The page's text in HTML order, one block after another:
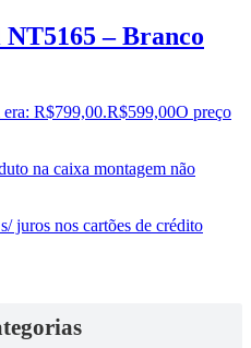
– Branco
R$799,00.R$599,00O preço
na caixa montagem não
juros nos cartões de crédito